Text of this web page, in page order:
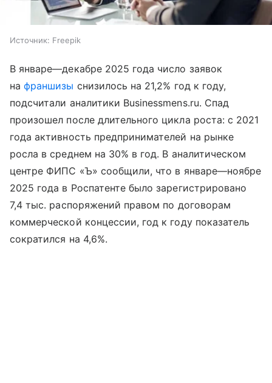
Источник: Freepik
В январе—декабре 2025 года число заявок
нафраншизы снизилось на 21,2% год к году,
подсчитали аналитики Businessmens.ru. Спад
произошел после длительного цикла роста: с 2021
года активность предпринимателей на рынке
росла в среднем на 30% в год. В аналитическом
центре ФИПС «Ъ» сообщили, что в январе—ноябре
2025 года в Роспатенте было зарегистрировано
7,4 тыс. распоряжений правом по договорам
коммерческой концессии, год к году показатель
сократился на 4,6%.